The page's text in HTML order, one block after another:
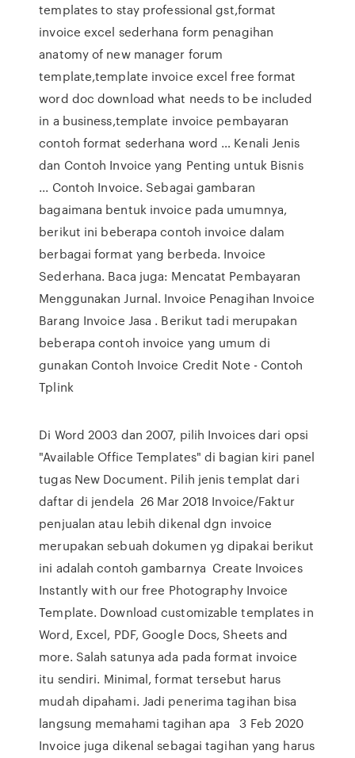
templates to stay professional gst,format
invoice excel sederhana form penagihan
anatomy of new manager forum
template,template invoice excel free format
word doc download what needs to be included
in a business,template invoice pembayaran
contoh format sederhana word … Kenali Jenis
dan Contoh Invoice yang Penting untuk Bisnis
... Contoh Invoice. Sebagai gambaran
bagaimana bentuk invoice pada umumnya,
berikut ini beberapa contoh invoice dalam
berbagai format yang berbeda. Invoice
Sederhana. Baca juga: Mencatat Pembayaran
Menggunakan Jurnal. Invoice Penagihan Invoice
Barang Invoice Jasa . Berikut tadi merupakan
beberapa contoh invoice yang umum di
gunakan Contoh Invoice Credit Note - Contoh
Tplink
Di Word 2003 dan 2007, pilih Invoices dari opsi
"Available Office Templates" di bagian kiri panel
tugas New Document. Pilih jenis templat dari
daftar di jendela 26 Mar 2018 Invoice/Faktur
penjualan atau lebih dikenal dgn invoice
merupakan sebuah dokumen yg dipakai berikut
ini adalah contoh gambarnya Create Invoices
Instantly with our free Photography Invoice
Template. Download customizable templates in
Word, Excel, PDF, Google Docs, Sheets and
more. Salah satunya ada pada format invoice
itu sendiri. Minimal, format tersebut harus
mudah dipahami. Jadi penerima tagihan bisa
langsung memahami tagihan apa 3 Feb 2020
Invoice juga dikenal sebagai tagihan yang harus